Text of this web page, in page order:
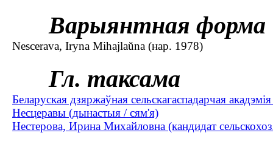
Варыянтная форма
Nescerava, Iryna Mihajlaŭna (нар. 1978)
Гл. таксама
Беларуская дзяржаўная сельскагаспадарчая
Несцеравы (дынастыя / сям'я)
Нестерова, Ирина Михайловна (кандидат